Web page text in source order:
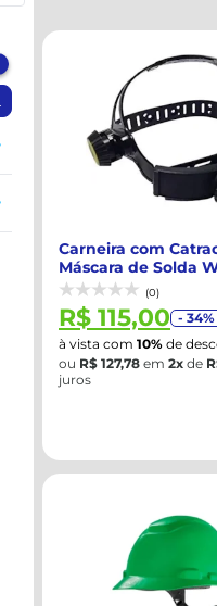
Carneira com
Máscara de Solda
ESAB-72...
(0)
R$ 115,00 - 34%
à vista com 10% de
ou R$ 127,78 em 2x de
juros